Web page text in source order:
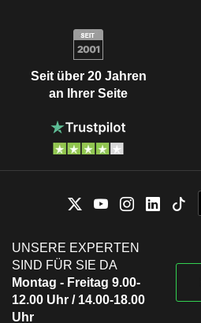
Seit über 20 Jahren
an Ihrer Seite
UNSERE EXPERTEN
SIND FÜR SIE DA
Montag - Freitag 9.00-
12.00 Uhr / 14.00-18.00
Uhr